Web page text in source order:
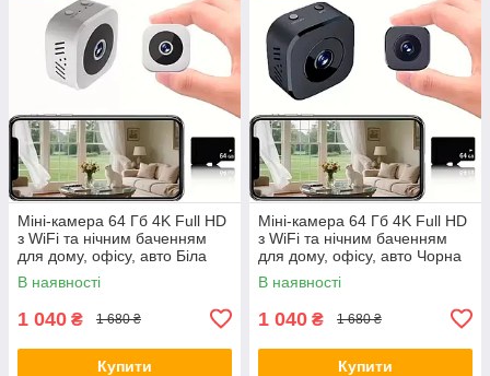
Міні-камера 64 Гб 4K Full HD
з WiFi та нічним баченням
для дому, офісу, авто Біла
В наявності
1 040 ₴ 1 680 ₴
Купити
Міні-камера 64 Гб 4K Full HD
з WiFi та нічним баченням
для дому, офісу, авто Чорна
В наявності
1 040 ₴ 1 680 ₴
Купити